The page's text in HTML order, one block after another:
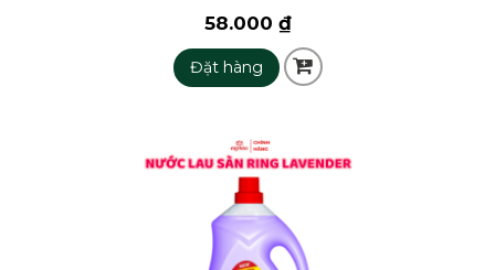
58.000 ₫
Đặt hàng